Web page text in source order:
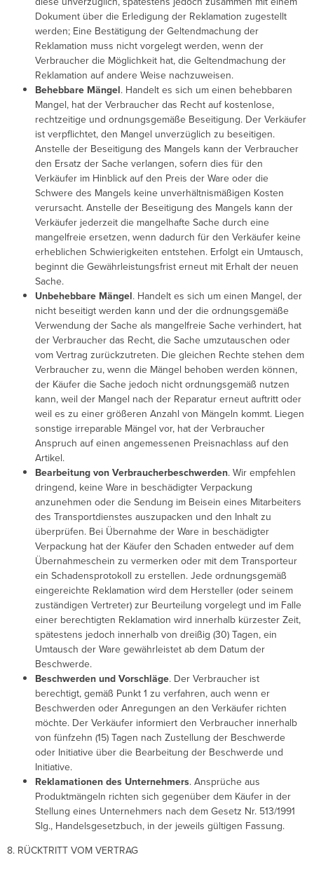
Dokument über die Erledigung der Reklamation zugestellt
werden; Eine Bestätigung der Geltendmachung der
Reklamation muss nicht vorgelegt werden, wenn der
Verbraucher die Möglichkeit hat, die Geltendmachung der
Reklamation auf andere Weise nachzuweisen.
Behebbare Mängel. Handelt es sich um einen behebbaren
Mangel, hat der Verbraucher das Recht auf kostenlose,
rechtzeitige und ordnungsgemäße Beseitigung. Der Verkäufer
ist verpflichtet, den Mangel unverzüglich zu beseitigen.
Anstelle der Beseitigung des Mangels kann der Verbraucher
den Ersatz der Sache verlangen, sofern dies für den
Verkäufer im Hinblick auf den Preis der Ware oder die
Schwere des Mangels keine unverhältnismäßigen Kosten
verursacht. Anstelle der Beseitigung des Mangels kann der
Verkäufer jederzeit die mangelhafte Sache durch eine
mangelfreie ersetzen, wenn dadurch für den Verkäufer keine
erheblichen Schwierigkeiten entstehen. Erfolgt ein Umtausch,
beginnt die Gewährleistungsfrist erneut mit Erhalt der neuen
Sache.
Unbehebbare Mängel. Handelt es sich um einen Mangel, der
nicht beseitigt werden kann und der die ordnungsgemäße
Verwendung der Sache als mangelfreie Sache verhindert, hat
der Verbraucher das Recht, die Sache umzutauschen oder
vom Vertrag zurückzutreten. Die gleichen Rechte stehen dem
Verbraucher zu, wenn die Mängel behoben werden können,
der Käufer die Sache jedoch nicht ordnungsgemäß nutzen
kann, weil der Mangel nach der Reparatur erneut auftritt oder
weil es zu einer größeren Anzahl von Mängeln kommt. Liegen
sonstige irreparable Mängel vor, hat der Verbraucher
Anspruch auf einen angemessenen Preisnachlass auf den
Artikel.
Bearbeitung von Verbraucherbeschwerden. Wir empfehlen
dringend, keine Ware in beschädigter Verpackung
anzunehmen oder die Sendung im Beisein eines Mitarbeiters
des Transportdienstes auszupacken und den Inhalt zu
überprüfen. Bei Übernahme der Ware in beschädigter
Verpackung hat der Käufer den Schaden entweder auf dem
Übernahmeschein zu vermerken oder mit dem Transporteur
ein Schadensprotokoll zu erstellen. Jede ordnungsgemäß
eingereichte Reklamation wird dem Hersteller (oder seinem
zuständigen Vertreter) zur Beurteilung vorgelegt und im Falle
einer berechtigten Reklamation wird innerhalb kürzester Zeit,
spätestens jedoch innerhalb von dreißig (30) Tagen, ein
Umtausch der Ware gewährleistet ab dem Datum der
Beschwerde.
Beschwerden und Vorschläge. Der Verbraucher ist
berechtigt, gemäß Punkt 1 zu verfahren, auch wenn er
Beschwerden oder Anregungen an den Verkäufer richten
möchte. Der Verkäufer informiert den Verbraucher innerhalb
von fünfzehn (15) Tagen nach Zustellung der Beschwerde
oder Initiative über die Bearbeitung der Beschwerde und
Initiative.
Reklamationen des Unternehmers. Ansprüche aus
Produktmängeln richten sich gegenüber dem Käufer in der
Stellung eines Unternehmers nach dem Gesetz Nr. 513/1991
Slg., Handelsgesetzbuch, in der jeweils gültigen Fassung.
8. RÜCKTRITT VOM VERTRAG